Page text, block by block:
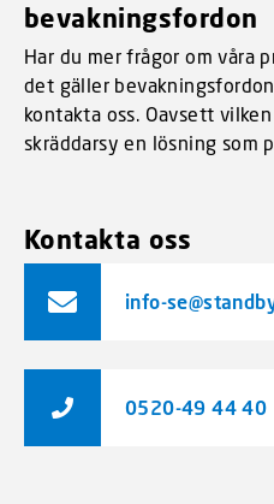
bevakningsfordon
Har du mer frågor om våra
det gäller
kontakta oss. Oavsett
skräddarsy en lösning som
Kontakta oss
info-
0520-49 44 40